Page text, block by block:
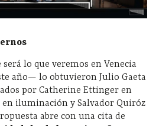
lo que veremos en Venecia
año— lo obtuvieron Julio Gaeta
por Catherine Ettinger en
iluminación y Salvador Quiróz
abre con una cita de